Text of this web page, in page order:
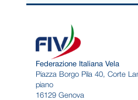
Federazione Italiana Vela
Piazza Borgo Pila 40, Corte
piano
16129 Genova